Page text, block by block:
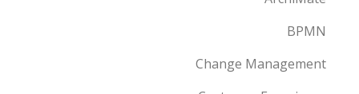
BPMN
Change Management